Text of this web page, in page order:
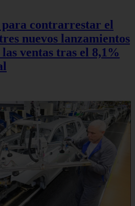
para contrarrestar el
nuevos lanzamientos
ventas tras el 8,1%